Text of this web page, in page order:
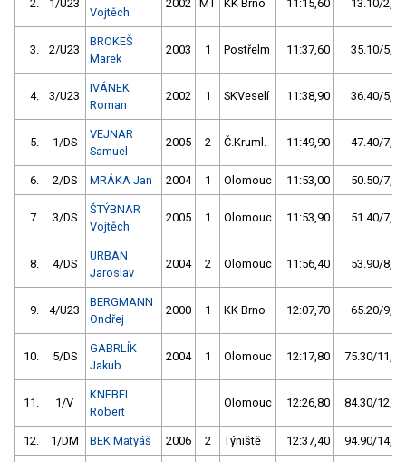
2. 1/U23
Vojtěch
2002 MT KK Brno 11:15,60 13.10/2,0
3. 2/U23
BROKEŠ
Marek
2003 1 Postřelm 11:37,60 35.10/5,3
4. 3/U23
IVÁNEK
Roman
2002 1 SKVeselí 11:38,90 36.40/5,5
5. 1/DS
VEJNAR
Samuel
2005 2 Č.Kruml. 11:49,90 47.40/7,2
6. 2/DS MRÁKA Jan 2004 1 Olomouc 11:53,00 50.50/7,6
7. 3/DS
ŠTÝBNAR
Vojtěch
2005 1 Olomouc 11:53,90 51.40/7,8
8. 4/DS
URBAN
Jaroslav
2004 2 Olomouc 11:56,40 53.90/8,1
9. 4/U23
BERGMANN
Ondřej
2000 1 KK Brno 12:07,70 65.20/9,8
10. 5/DS
GABRLÍK
Jakub
2004 1 Olomouc 12:17,80 75.30/11,4
11. 1/V
KNEBEL
Robert
Olomouc 12:26,80 84.30/12,7
12. 1/DM BEK Matyáš 2006 2 Týniště 12:37,40 94.90/14,3